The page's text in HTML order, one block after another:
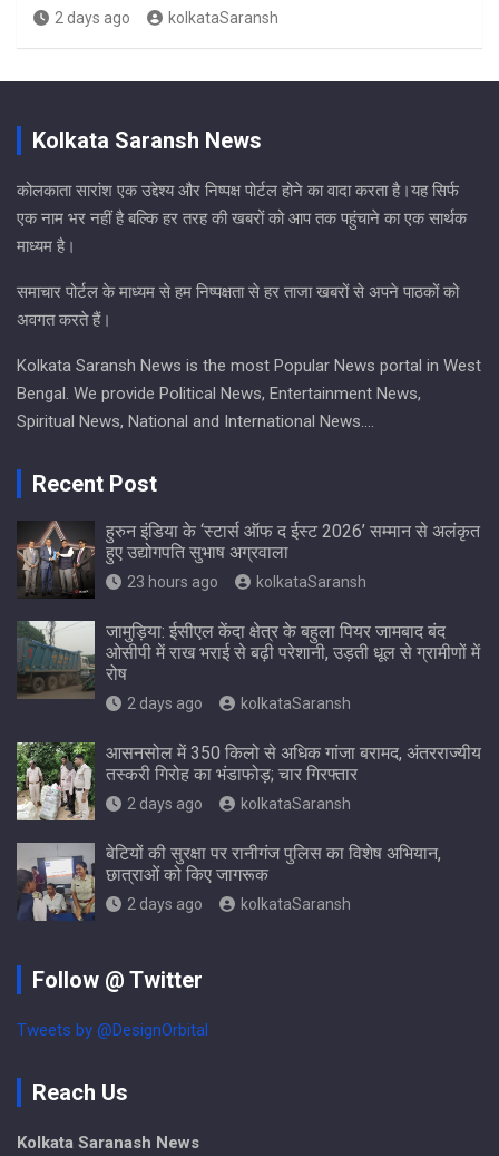
2 days ago kolkataSaransh
Kolkata Saransh News
कोलकाता सारांश एक उद्देश्य और निष्पक्ष पोर्टल होने का वादा करता है।यह सिर्फ
एक नाम भर नहीं है बल्कि हर तरह की खबरों को आप तक पहुंचाने का एक सार्थक
माध्यम है।
समाचार पोर्टल के माध्यम से हम निष्पक्षता से हर ताजा खबरों से अपने पाठकों को
अवगत करते हैं।
Kolkata Saransh News is the most Popular News portal in West
Bengal. We provide Political News, Entertainment News,
Spiritual News, National and International News….
Recent Post
हुरुन इंडिया के ‘स्टार्स ऑफ द ईस्ट 2026’ सम्मान से अलंकृत
हुए उद्योगपति सुभाष अग्रवाला
23 hours ago kolkataSaransh
जामुड़िया: ईसीएल केंदा क्षेत्र के बहुला पियर जामबाद बंद
ओसीपी में राख भराई से बढ़ी परेशानी, उड़ती धूल से ग्रामीणों में
रोष
2 days ago kolkataSaransh
आसनसोल में 350 किलो से अधिक गांजा बरामद, अंतरराज्यीय
तस्करी गिरोह का भंडाफोड़; चार गिरफ्तार
2 days ago kolkataSaransh
बेटियों की सुरक्षा पर रानीगंज पुलिस का विशेष अभियान,
छात्राओं को किए जागरूक
2 days ago kolkataSaransh
Follow @ Twitter
Tweets by @DesignOrbital
Reach Us
Kolkata Saranash News